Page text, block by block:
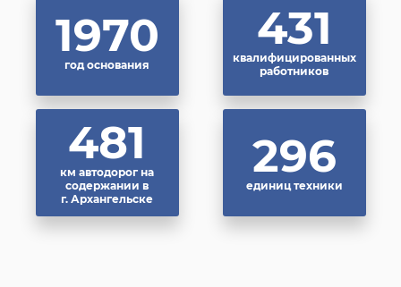
1965
год основания
437
квалифицированных
работников
487
км автодорог на
содержании в
г. Архангельске
296
единиц техники